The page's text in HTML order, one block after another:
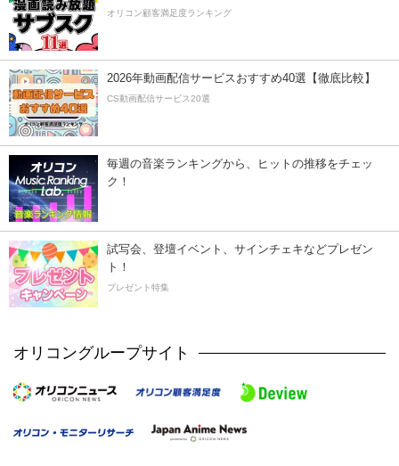
オリコン顧客満足度ランキング
2026年動画配信サービスおすすめ40選【徹底比較】
CS動画配信サービス20選
毎週の音楽ランキングから、ヒットの推移をチェッ
ク！
試写会、登壇イベント、サインチェキなどプレゼン
ト！
プレゼント特集
オリコングループサイト